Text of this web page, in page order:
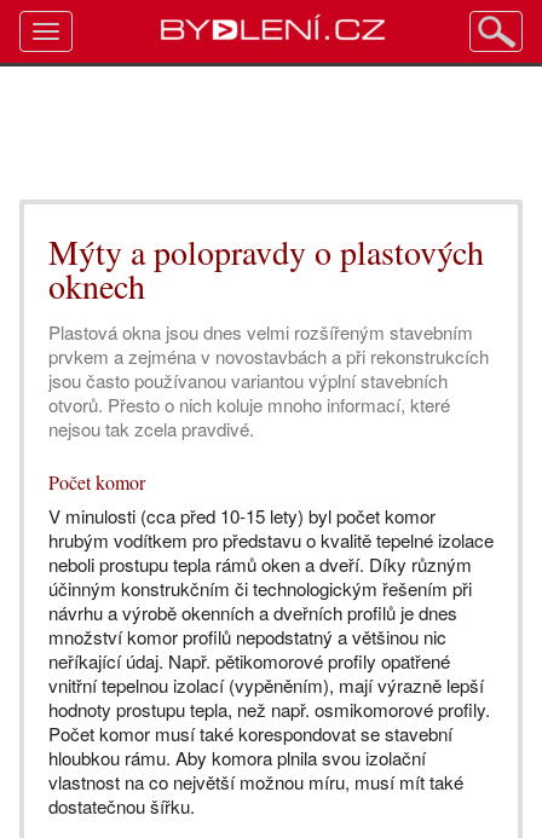
Mýty a polopravdy o plastových
oknech
Plastová okna jsou dnes velmi rozšířeným stavebním
prvkem a zejména v novostavbách a při rekonstrukcích
jsou často používanou variantou výplní stavebních
otvorů. Přesto o nich koluje mnoho informací, které
nejsou tak zcela pravdivé.
Počet komor
V minulosti (cca před 10-15 lety) byl počet komor
hrubým vodítkem pro představu o kvalitě tepelné izolace
neboli prostupu tepla rámů oken a dveří. Díky různým
účinným konstrukčním či technologickým řešením při
návrhu a výrobě okenních a dveřních profilů je dnes
množství komor profilů nepodstatný a většinou nic
neříkající údaj. Např. pětikomorové profily opatřené
vnitřní tepelnou izolací (vypěněním), mají výrazně lepší
hodnoty prostupu tepla, než např. osmikomorové profily.
Počet komor musí také korespondovat se stavební
hloubkou rámu. Aby komora plnila svou izolační
vlastnost na co největší možnou míru, musí mít také
dostatečnou šířku.
Toggle
navigation